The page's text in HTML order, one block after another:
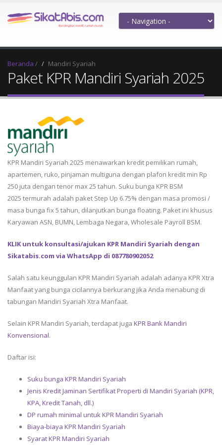
Beranda / Mandiri Syariah
Paket KPR Mandiri Syariah 2025
KPR Mandiri Syariah 2025 menawarkan kredit pemilikan rumah,
apartemen, ruko, pinjaman multiguna dengan plafon kredit min Rp
250 juta dengan tenor max 25 tahun. Suku bunga KPR BSM
2025 termurah adalah paket Step Up 6.75% dengan masa promosi /
masa bunga fix 5 tahun, dilanjutkan bunga floating. Paket ini khusus
Karyawan ASN, BUMN, Lembaga Negara, Wholesale Payroll BSM.
KLIK untuk konsultasi/ajukan KPR Mandiri Syariah dengan
Sikatabis.com via WhatsApp di 087780902052
Salah satu keunggulan KPR Mandiri Syariah adalah adanya KPR Xtra
Manfaat yang bunga cicilannya berkurang jika Anda menabung di
tabungan Mandiri Syariah Xtra Manfaat.
Selain KPR Mandiri Syariah, terdapat juga KPR Bank Mandiri
Konvensional.
Daftar isi:
Suku bunga KPR Mandiri Syariah
Jenis Kredit Jaminan Sertifikat Properti di Mandiri Syariah (KPR,
KPA, Kredit Tanah, dll.)
DP rumah minimal untuk KPR Mandiri Syariah
Biaya-biaya KPR Mandiri Syariah
Syarat KPR Mandiri Syariah